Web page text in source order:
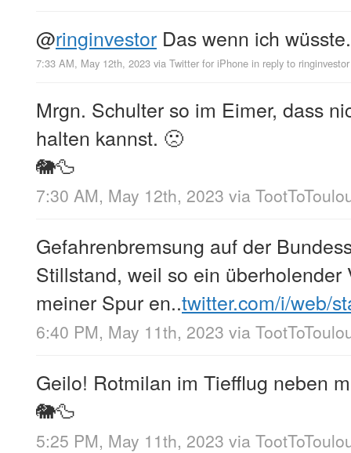
@ringinvestor Das wenn ich
7:33 AM, May 12th, 2023 via Twitter for iPhone in reply to ringinvestor
Mrgn. Schulter so im Eimer, dass
halten kannst. 🙁
🐘🦆
7:30 AM, May 12th, 2023 via
Gefahrenbremsung auf der
Stillstand, weil so ein überholender
meiner Spur en..twitter.com/i/web/
6:40 PM, May 11th, 2023 via
Geilo! Rotmilan im Tiefflug neben
🐘🦆
5:25 PM, May 11th, 2023 via